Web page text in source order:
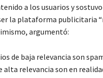
a los usuarios y
la plataforma publicitaria
argumentó:
de baja relevancia son
alta relevancia son en